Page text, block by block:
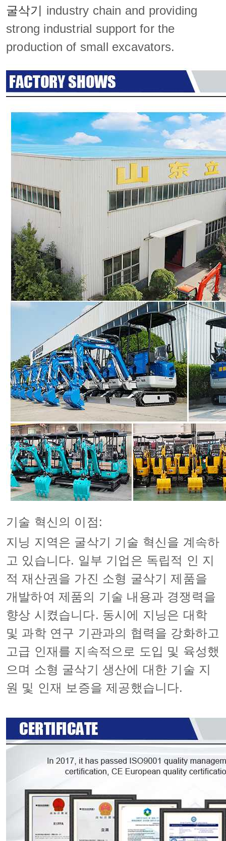
굴삭기
industry chain and providing
strong industrial support for the
production of small excavators.
기술 혁신의 이점:
지닝 지역은 굴삭기 기술 혁신을 계속하
고 있습니다. 일부 기업은 독립적 인 지
적 재산권을 가진 소형 굴삭기 제품을
개발하여 제품의 기술 내용과 경쟁력을
향상 시켰습니다. 동시에 지닝은 대학
및 과학 연구 기관과의 협력을 강화하고
고급 인재를 지속적으로 도입 및 육성했
으며 소형 굴삭기 생산에 대한 기술 지
원 및 인재 보증을 제공했습니다.